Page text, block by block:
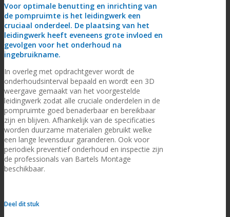
Voor optimale benutting en inrichting van
de pompruimte is het leidingwerk een
cruciaal onderdeel. De plaatsing van het
leidingwerk heeft eveneens grote invloed en
gevolgen voor het onderhoud na
ingebruikname.
In overleg met opdrachtgever wordt de
onderhoudsinterval bepaald en wordt een 3D
weergave gemaakt van het voorgestelde
leidingwerk zodat alle cruciale onderdelen in de
pompruimte goed benaderbaar en bereikbaar
zijn en blijven. Afhankelijk van de specificaties
worden duurzame materialen gebruikt welke
een lange levensduur garanderen. Ook voor
periodiek preventief onderhoud en inspectie zijn
de professionals van Bartels Montage
beschikbaar.
Deel dit stuk